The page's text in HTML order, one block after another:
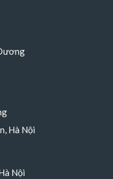
Hà Nội
Nội